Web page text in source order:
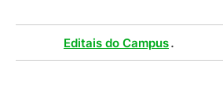
Editais do Campus.